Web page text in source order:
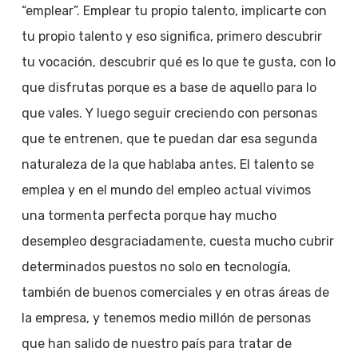
“emplear”. Emplear tu propio talento, implicarte con
tu propio talento y eso significa, primero descubrir
tu vocación, descubrir qué es lo que te gusta, con lo
que disfrutas porque es a base de aquello para lo
que vales. Y luego seguir creciendo con personas
que te entrenen, que te puedan dar esa segunda
naturaleza de la que hablaba antes. El talento se
emplea y en el mundo del empleo actual vivimos
una tormenta perfecta porque hay mucho
desempleo desgraciadamente, cuesta mucho cubrir
determinados puestos no solo en tecnología,
también de buenos comerciales y en otras áreas de
la empresa, y tenemos medio millón de personas
que han salido de nuestro país para tratar de